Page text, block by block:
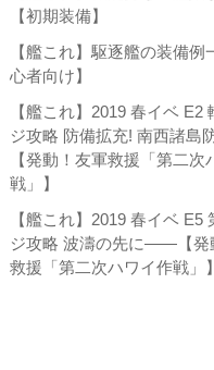
【初期装備】
【艦これ】駆逐艦の装備例
心者向け】
【艦これ】2019 春イベ E2
ジ攻略 防備拡充! 南西諸島
【発動！友軍救援「第二次
戦」】
【艦これ】2019 春イベ E5
ジ攻略 波濤の先に――【発
救援「第二次ハワイ作戦」】